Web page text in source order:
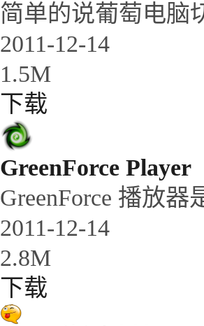
简单的说葡萄电脑
2011-12-14
1.5M
下载
GreenForce Player
GreenForce 播放
2011-12-14
2.8M
下载